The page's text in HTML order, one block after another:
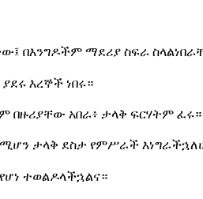
በእንግዶችም ማደሪያ ስፍራ
እረኞች ነበሩ።
በዙሪያቸው አበራ፥ ታላቅ ፍርሃትም ፈሩ።
ታላቅ ደስታ የምሥራች
ተወልዶላችኋልና።